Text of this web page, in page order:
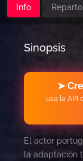
Info Reparto
Sinopsis
➤
usa la API
El actor
la adaptación